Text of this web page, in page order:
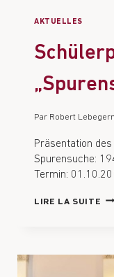
AKTUELLES
Par Robert Lebegern
Präsentation
Spurensuche:
Termin:
LIRE LA SUITE